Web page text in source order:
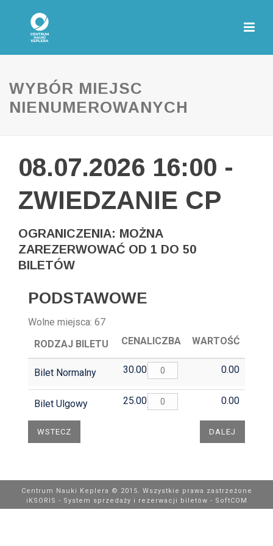
WYBÓR MIEJSC
NIENUMEROWANYCH
08.07.2026 16:00 -
ZWIEDZANIE CP
OGRANICZENIA: MOŻNA
ZAREZERWOWAĆ OD 1 DO 50
BILETÓW
PODSTAWOWE
Wolne miejsca: 67
RODZAJ BILETU
CENALICZBA WARTOŚĆ
Bilet Normalny 30.00 0.00
Bilet Ulgowy 25.00 0.00
Centrum Nauki Keplera © 2015. Wszystkie prawa zastrzeżone
iKSORIS - System sprzedaży i rezerwacji biletów - SoftCOM